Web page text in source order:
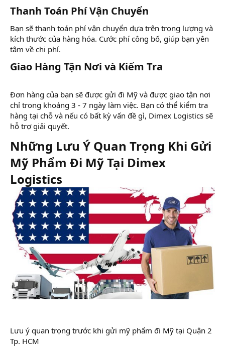
Thanh Toán Phí Vận Chuyển​
Bạn sẽ thanh toán phí vận chuyển dựa trên trọng lượng và
kích thước của hàng hóa. Cước phí công bố, giúp bạn yên
tâm về chi phí.
Giao Hàng Tận Nơi và Kiểm Tra​
Đơn hàng của bạn sẽ được gửi đi Mỹ và được giao tận nơi
chỉ trong khoảng 3 - 7 ngày làm việc. Bạn có thể kiểm tra
hàng tại chỗ và nếu có bất kỳ vấn đề gì, Dimex Logistics sẽ
hỗ trợ giải quyết.
Những Lưu Ý Quan Trọng Khi Gửi
Mỹ Phẩm Đi Mỹ Tại Dimex
Logistics
Lưu ý quan trọng trước khi gửi mỹ phẩm đi Mỹ tại Quận 2
Tp. HCM